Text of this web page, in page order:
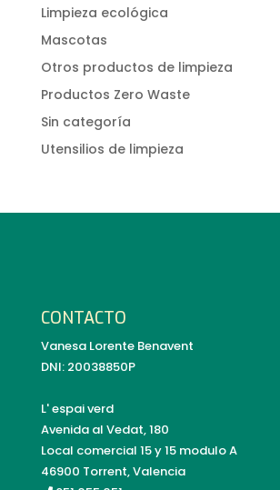
Limpieza ecológica
Mascotas
Otros productos de limpieza
Productos Zero Waste
Sin categoría
Utensilios de limpieza
CONTACTO
Vanesa Lorente Benavent
DNI: 20038850P
L' espai verd
Avenida al Vedat, 180
Local comercial 15 y 15 modulo A
46900 Torrent, Valencia